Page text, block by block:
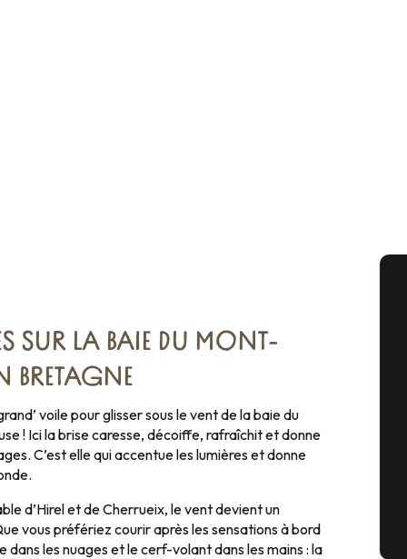
SUR LA BAIE DU MONT-
BRETAGNE
voile pour glisser sous le vent de la baie du
! Ici la brise caresse, décoiffe, rafraîchit et donne
C’est elle qui accentue les lumières et donne
d’Hirel et de Cherrueix, le vent devient un
vous préfériez courir après les sensations à bord
dans les nuages et le cerf-volant dans les mains : la